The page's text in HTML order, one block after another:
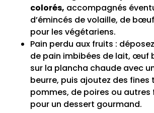
colorés, accompagnés
d’émincés de volaille, de
pour les végétariens.
Pain perdu aux fruits :
de pain imbibées de lait, œuf
sur la plancha chaude avec
beurre, puis ajoutez des fines
pommes, de poires ou autres
pour un dessert gourmand.